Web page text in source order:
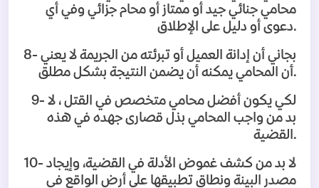
محامي جنائي جيد أو ممتاز أو محام جزائي وفي أي
دعوى أو دليل على الإطلاق.
8- بجاني أن إدانة العميل أو تبرئته من الجريمة لا يعني
أن المحامي يمكنه أن يضمن النتيجة بشكل مطلق.
9- لكي يكون أفضل محامي متخصص في القتل ، لا
بد من واجب المحامي بذل قصارى جهده في هذه
القضية .
10- لا بد من كشف غموض الأدلة في القضية، وإيجاد
مصدر البينة ونطاق تطبيقها على أرض الواقع في